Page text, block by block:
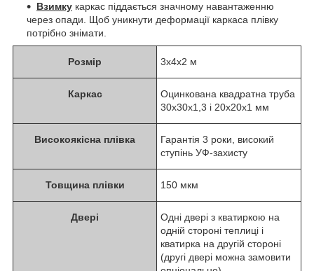
Взимку каркас піддається значному навантаженню
через опади. Щоб уникнути деформації каркаса плівку
потрібно знімати.
Розмір 3x4x2 м
Каркас
Оцинкована квадратна труба
30x30x1,3 і 20x20x1 мм
Високоякісна плівка
Гарантія 3 роки, високий
ступінь УФ-захисту
Товщина плівки 150 мкм
Двері
Одні двері з кватиркою на
одній стороні теплиці і
кватирка на другій стороні
(другі двері можна замовити